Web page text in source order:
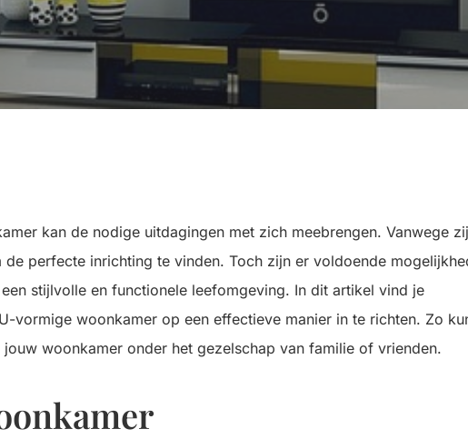
kan de nodige uitdagingen met zich meebrengen. Vanwege
perfecte inrichting te vinden. Toch zijn er voldoende
stijlvolle en functionele leefomgeving. In dit artikel vind je
vormige woonkamer op een effectieve manier in te richten. Zo
woonkamer onder het gezelschap van familie of vrienden.